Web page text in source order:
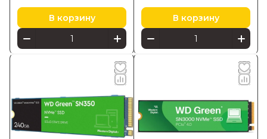
В корзину В корзину